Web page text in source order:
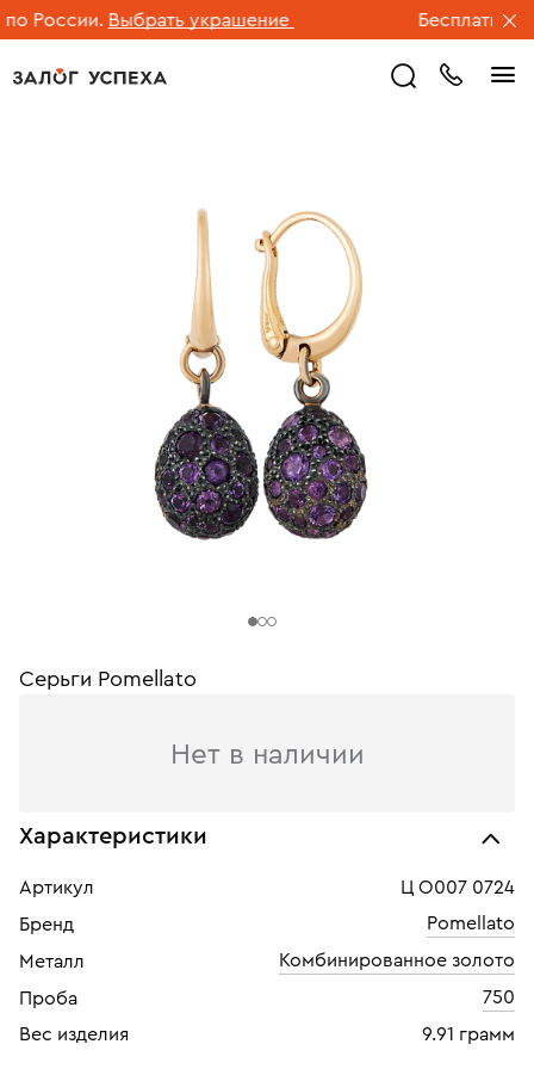
России. Выбрать украшение Бесплатная
Серьги Pomellato
Нет в наличии
Характеристики
Артикул
Ц О007 0724
Бренд
Pomellato
Металл
Комбинированное золото
Проба
750
Вес изделия
9.91 грамм